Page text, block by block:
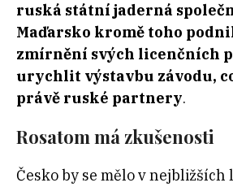
ruská státní jaderná
Maďarsko kromě toho
zmírnění svých licenčních
urychlit výstavbu závodu,
právě ruské partnery.
Rosatom má zkušenosti
Česko by se mělo v